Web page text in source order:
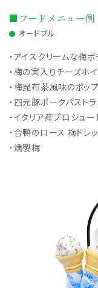
■フードメニュー例
オードブル
・アイスクリームな梅
・梅の実入りチーズホ
・梅昆布茶風味のポッ
・四元豚ポークパスト
・イタリア産プロシュ
・合鴨のロース 梅ドレ
・燻製梅